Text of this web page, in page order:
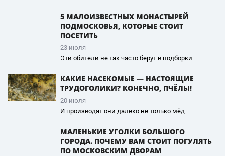
5 МАЛОИЗВЕСТНЫХ МОНАСТЫРЕЙ
ПОДМОСКОВЬЯ, КОТОРЫЕ СТОИТ
ПОСЕТИТЬ
23 июля
Эти обители не так часто берут в подборки
КАКИЕ НАСЕКОМЫЕ — НАСТОЯЩИЕ
ТРУДОГОЛИКИ? КОНЕЧНО, ПЧЁЛЫ!
20 июля
И производят они далеко не только мёд
МАЛЕНЬКИЕ УГОЛКИ БОЛЬШОГО
ГОРОДА. ПОЧЕМУ ВАМ СТОИТ ПОГУЛЯТЬ
ПО МОСКОВСКИМ ДВОРАМ